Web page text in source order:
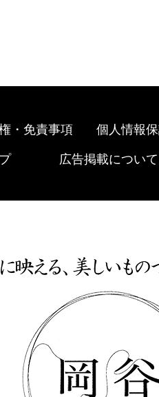
・免責事項 個人情報
広告掲載について